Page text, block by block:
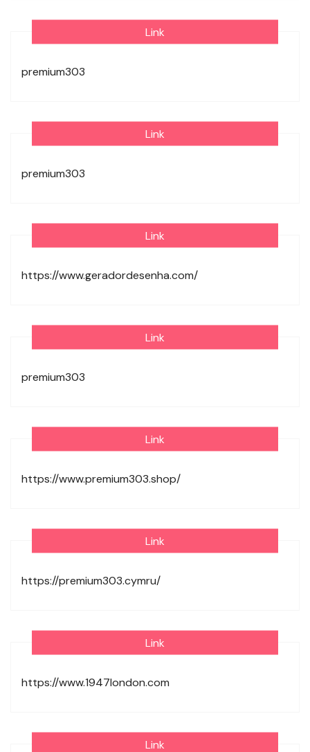
Link
premium303
Link
premium303
Link
https://www.geradordesenha.com/
Link
premium303
Link
https://www.premium303.shop/
Link
https://premium303.cymru/
Link
https://www.1947london.com
Link